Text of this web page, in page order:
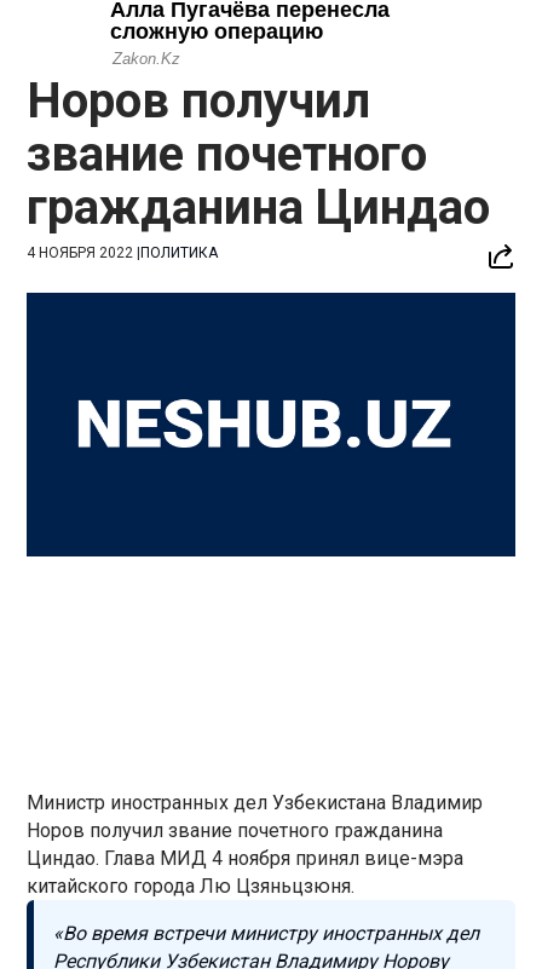
Норов получил
звание почетного
гражданина Циндао
4 НОЯБРЯ 2022 |ПОЛИТИКА
Министр иностранных дел Узбекистана Владимир
Норов получил звание почетного гражданина
Циндао. Глава МИД 4 ноября принял вице-мэра
китайского города Лю Цзяньцзюня.
«Во время встречи министру иностранных дел
Республики Узбекистан Владимиру Норову